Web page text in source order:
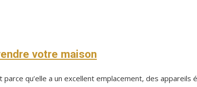
votre maison
qu’elle a un excellent emplacement, des appareils